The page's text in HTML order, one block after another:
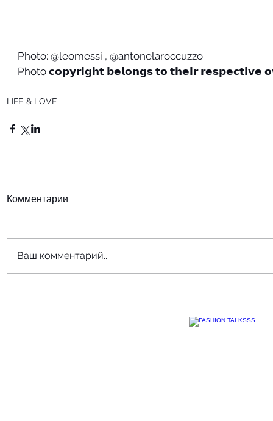
Photo: @leomessi , @antonelaroccuzzo
Photo 𝗰𝗼𝗽𝘆𝗿𝗶𝗴𝗵𝘁 𝗯𝗲𝗹𝗼𝗻𝗴𝘀 𝘁𝗼 𝘁𝗵𝗲𝗶𝗿 𝗿𝗲𝘀𝗽𝗲𝗰𝘁𝗶𝘃𝗲
LIFE & LOVE
Комментарии
Ваш комментарий...